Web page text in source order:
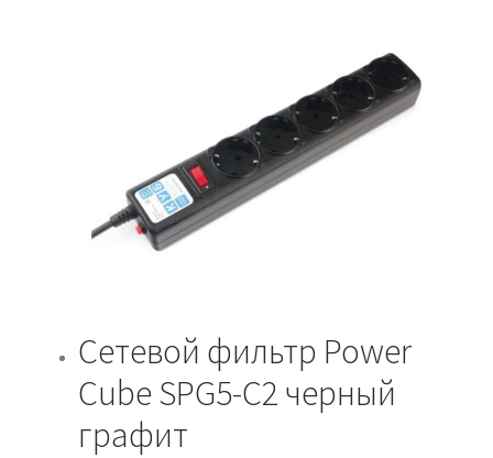
Сетевой фильтр Power
Cube SPG5-C2 черный
графит